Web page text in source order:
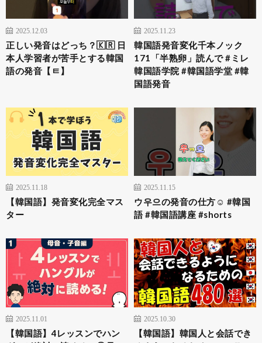
2025.12.03
正しい発音はどっち？🇰🇷 日
本人学習者が苦手とする韓国
語の発音【ㅌ】
2025.11.23
韓国語発音変化千本ノック
171「半熟卵」読んで #ミレ
韓国語学院 #韓国語学堂 #韓
国語発音
2025.11.18
【韓国語】発音変化完全マス
ター
2025.11.15
ウ우으の発音の仕方☺️ #韓国
語 #韓国語講座 #shorts
2025.11.01
【韓国語】4レッスンでハン
2025.10.30
【韓国語】韓国人と会話でき